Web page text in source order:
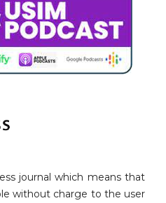
journal which means that
without charge to the user